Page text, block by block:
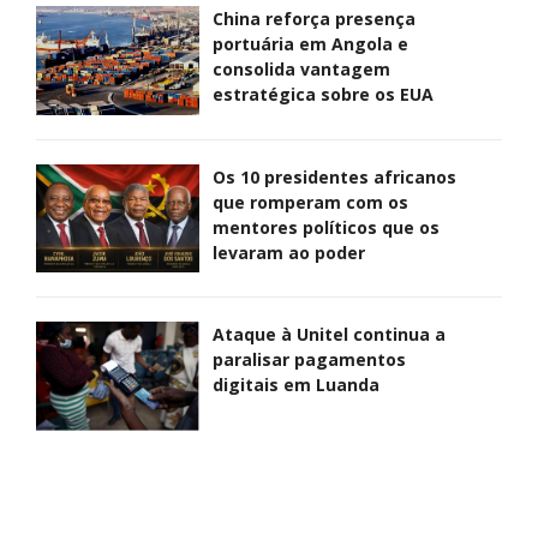
China reforça presença
portuária em Angola e
consolida vantagem
estratégica sobre os EUA
Os 10 presidentes africanos
que romperam com os
mentores políticos que os
levaram ao poder
Ataque à Unitel continua a
paralisar pagamentos
digitais em Luanda